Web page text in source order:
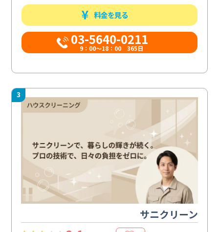
料金を見る
03-5640-0211
9：00～18：00 365日
3
サニクリーン